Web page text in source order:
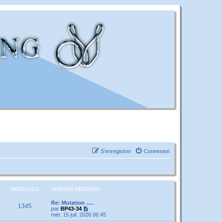
Connexion
S’enregistrer
MESSAGES DERNIER MESSAGE
1345
Re: Mutation .....
par BP43-34
o
i
mer. 15 juil. 2026 06:45